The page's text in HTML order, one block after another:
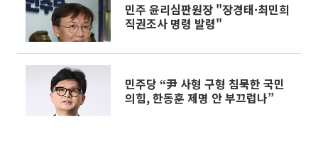
민주 윤리심판원장 "장경태·최민희
직권조사 명령 발령"
민주당 “尹 사형 구형 침묵한 국민
의힘, 한동훈 제명 안 부끄럽나”